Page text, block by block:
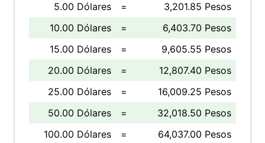
5.00 Dólares
=
3,201.85 Pesos
10.00 Dólares
=
6,403.70 Pesos
15.00 Dólares
=
9,605.55 Pesos
20.00 Dólares
=
12,807.40 Pesos
25.00 Dólares
=
16,009.25 Pesos
50.00 Dólares
=
32,018.50 Pesos
100.00 Dólares
=
64,037.00 Pesos